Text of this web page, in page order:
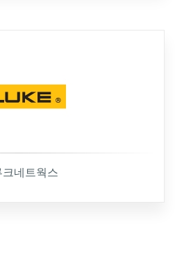
크네트웍스